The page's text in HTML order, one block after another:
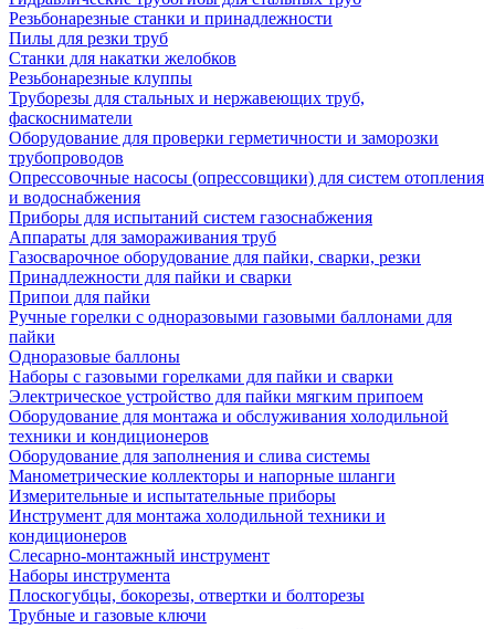
Резьбонарезные станки и принадлежности
Пилы для резки труб
Станки для накатки желобков
Резьбонарезные клуппы
Труборезы для стальных и нержавеющих труб,
фаскосниматели
Оборудование для проверки герметичности и заморозки
трубопроводов
Опрессовочные насосы (опрессовщики) для систем отопления
и водоснабжения
Приборы для испытаний систем газоснабжения
Аппараты для замораживания труб
Газосварочное оборудование для пайки, сварки, резки
Принадлежности для пайки и сварки
Припои для пайки
Ручные горелки с одноразовыми газовыми баллонами для
пайки
Одноразовые баллоны
Наборы с газовыми горелками для пайки и сварки
Электрическое устройство для пайки мягким припоем
Оборудование для монтажа и обслуживания холодильной
техники и кондиционеров
Оборудование для заполнения и слива системы
Манометрические коллекторы и напорные шланги
Измерительные и испытательные приборы
Инструмент для монтажа холодильной техники и
кондиционеров
Слесарно-монтажный инструмент
Наборы инструмента
Плоскогубцы, бокорезы, отвертки и болторезы
Трубные и газовые ключи